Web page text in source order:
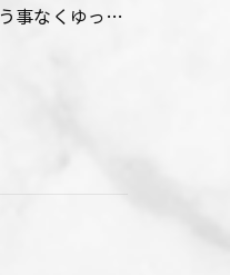
事なくゆっ…